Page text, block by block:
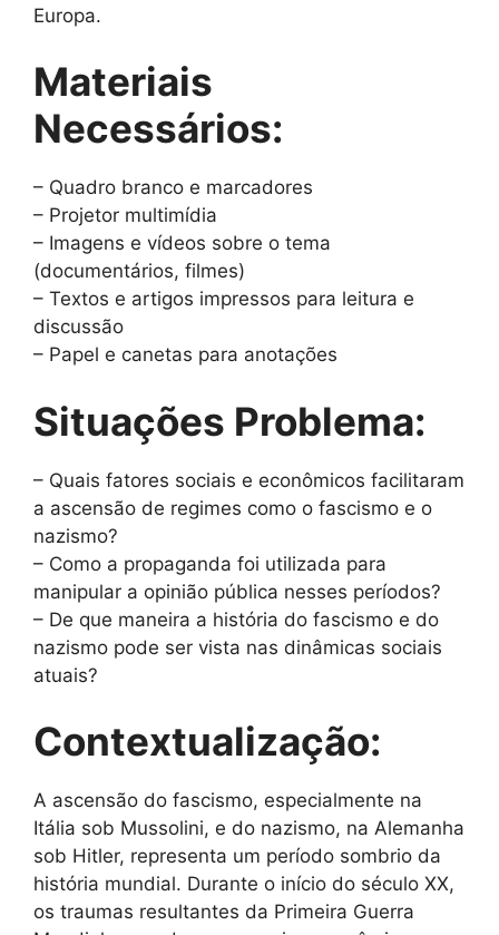
Europa.
Materiais
Necessários:
– Quadro branco e marcadores
– Projetor multimídia
– Imagens e vídeos sobre o tema
(documentários, filmes)
– Textos e artigos impressos para leitura e
discussão
– Papel e canetas para anotações
Situações Problema:
– Quais fatores sociais e econômicos facilitaram
a ascensão de regimes como o fascismo e o
nazismo?
– Como a propaganda foi utilizada para
manipular a opinião pública nesses períodos?
– De que maneira a história do fascismo e do
nazismo pode ser vista nas dinâmicas sociais
atuais?
Contextualização:
A ascensão do fascismo, especialmente na
Itália sob Mussolini, e do nazismo, na Alemanha
sob Hitler, representa um período sombrio da
história mundial. Durante o início do século XX,
os traumas resultantes da Primeira Guerra